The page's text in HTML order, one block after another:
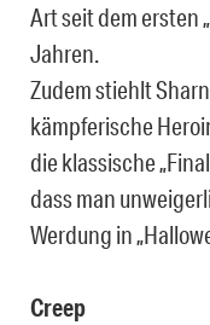
Art seit dem ersten
Jahren.
Zudem stiehlt
kämpferische
die klassische
dass man
Werdung in
Creep